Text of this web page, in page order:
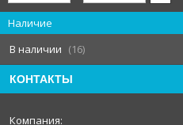
Наличие
В наличии
16
КОНТАКТЫ